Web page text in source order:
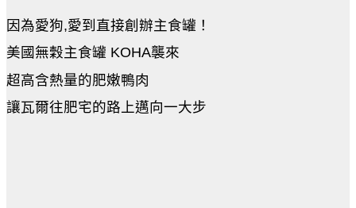
因為愛狗,愛到直接創辦主食罐！
美國無穀主食罐 KOHA襲來
超高含熱量的肥嫩鴨肉
讓瓦爾往肥宅的路上邁向一大步